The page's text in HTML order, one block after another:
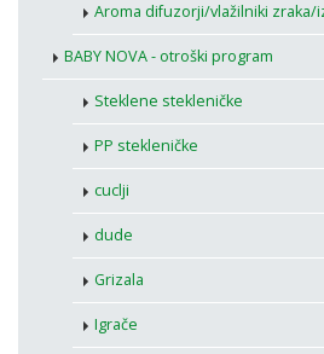
Aroma difuzorji/vlažilniki zraka/
BABY NOVA - otroški program
Steklene stekleničke
PP stekleničke
cuclji
dude
Grizala
Igrače